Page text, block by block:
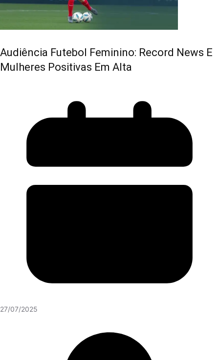
Audiência Futebol Feminino: Record News E
Mulheres Positivas Em Alta
27/07/2025